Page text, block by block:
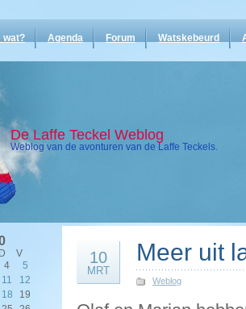
wat? Agenda Forum Watskebeurd
De Laffe Teckel Weblog
Weblog van de avonturen van de Laffe Teckels.
D
V
4
5
11
12
18
19
10
MRT
Meer uit
Weblog